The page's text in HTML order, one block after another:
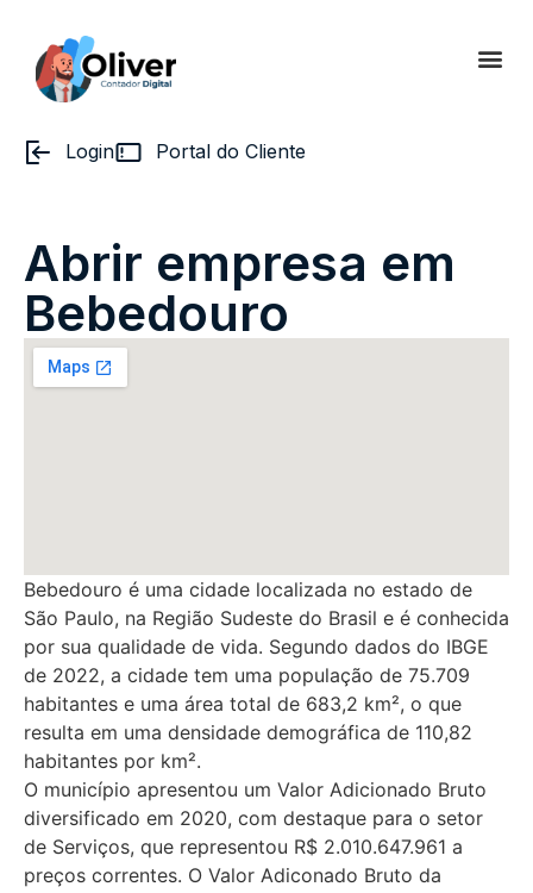
Login Portal do Cliente
Abrir empresa em
Bebedouro
Bebedouro é uma cidade localizada no estado de
São Paulo, na Região Sudeste do Brasil e é conhecida
por sua qualidade de vida. Segundo dados do IBGE
de 2022, a cidade tem uma população de 75.709
habitantes e uma área total de 683,2 km², o que
resulta em uma densidade demográfica de 110,82
habitantes por km².
O município apresentou um Valor Adicionado Bruto
diversificado em 2020, com destaque para o setor
de Serviços, que representou R$ 2.010.647.961 a
preços correntes. O Valor Adiconado Bruto da